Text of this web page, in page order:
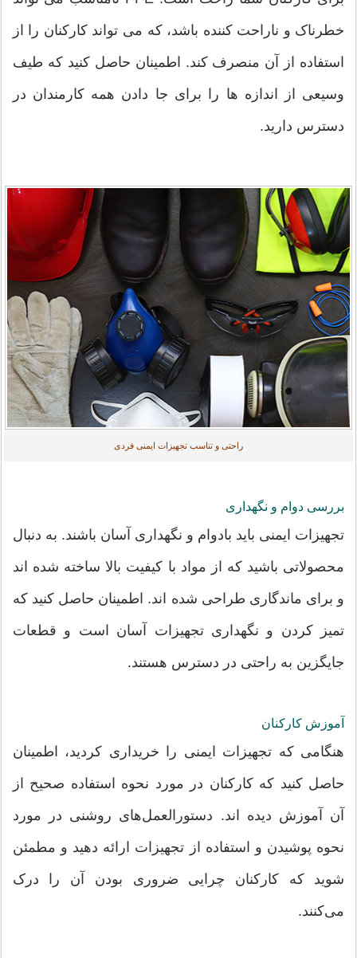
خطرناک و ناراحت کننده باشد، که می تواند کارکنان را از
استفاده از آن منصرف کند. اطمینان حاصل کنید که طیف
وسیعی از اندازه ها را برای جا دادن همه کارمندان در
دسترس دارید.
راحتی و تناسب تجهیزات ایمنی فردی
بررسی دوام و نگهداری
تجهیزات ایمنی باید بادوام و نگهداری آسان باشند. به دنبال
محصولاتی باشید که از مواد با کیفیت بالا ساخته شده اند
و برای ماندگاری طراحی شده اند. اطمینان حاصل کنید که
تمیز کردن و نگهداری تجهیزات آسان است و قطعات
جایگزین به راحتی در دسترس هستند.
آموزش کارکنان
هنگامی که تجهیزات ایمنی را خریداری کردید، اطمینان
حاصل کنید که کارکنان در مورد نحوه استفاده صحیح از
آن آموزش دیده اند. دستورالعمل‌های روشنی در مورد
نحوه پوشیدن و استفاده از تجهیزات ارائه دهید و مطمئن
شوید که کارکنان چرایی ضروری بودن آن را درک
می‌کنند.